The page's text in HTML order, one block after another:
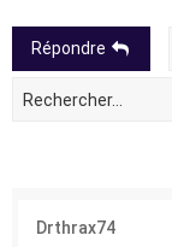
Répondre
Drthrax74